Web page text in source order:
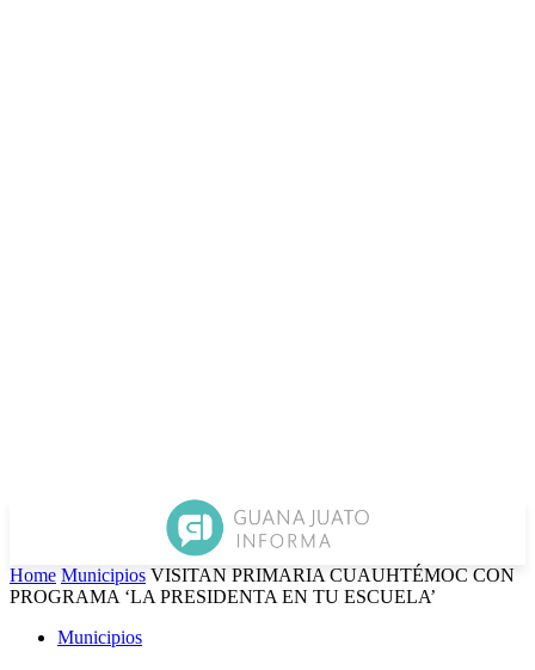
Home Municipios VISITAN PRIMARIA CUAUHTÉMOC CON
PROGRAMA ‘LA PRESIDENTA EN TU ESCUELA’
Municipios